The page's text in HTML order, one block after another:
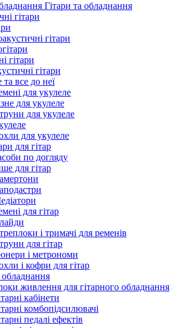
Гітари та обладнання
гітари
гітари
гітари
гітари
та все до неї
для укулеле
для укулеле
для укулеле
для укулеле
для гітар
по догляду
для гітар
для гітар
і тримачі для ременів
для гітар
і метрономи
і кофри для гітар
обладнання
живлення для гітарного обладнання
кабінети
комбопідсилювачі
педалі ефектів